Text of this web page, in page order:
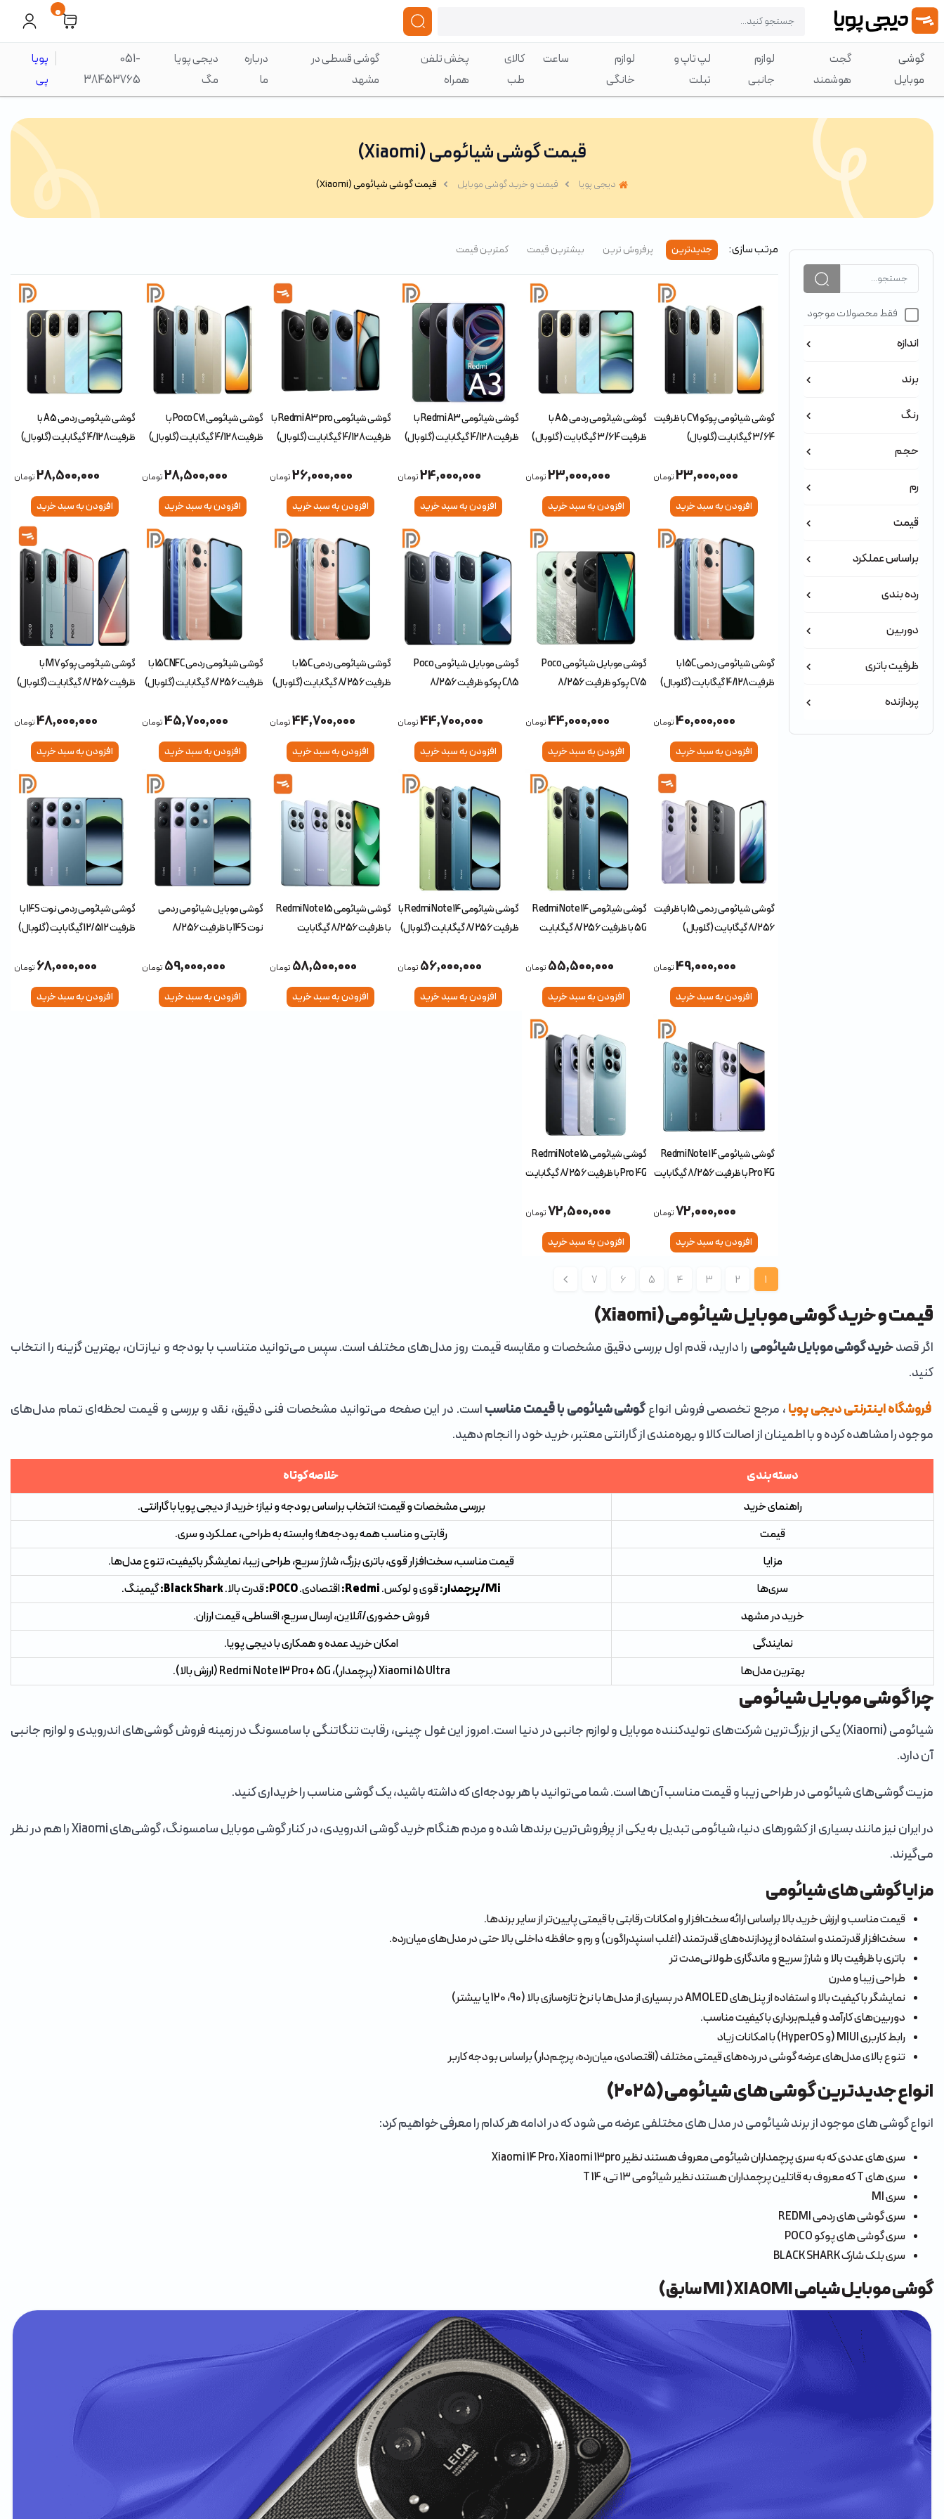
0
گوشی
موبایل
گجت
هوشمند
لوازم
جانبی
لپ تاپ و
تبلت
لوازم
خانگی
ساعت
کالای
طب
پخش تلفن
همراه
گوشی قسطی در
مشهد
درباره
ما
دیجی پویا
مگ
051-
38453765
پویا
پی
قیمت گوشی شیائومی (Xiaomi)
دیجی پویا قیمت و خرید گوشی موبایل قیمت گوشی شیائومی (Xiaomi)
فقط محصولات موجود
اندازه
برند
رنگ
حجم
رم
قیمت
براساس عملکرد
رده بندی
دوربین
ظرفیت باتری
پردازنده
مرتب سازی: جدیدترین پرفروش ترین بیشترین قیمت کمترین قیمت
گوشی شیائومی پوکو C71 با ظرفیت
3/64 گیگابایت (گلوبال)
23,000,000تومان
افزودن به سبد خرید
گوشی شیائومی ردمی A5 با
ظرفیت 3/64 گیگابایت (گلوبال)
23,000,000تومان
افزودن به سبد خرید
گوشی شیائومی Redmi A3 با
ظرفیت 4/128 گیگابایت (گلوبال)
24,000,000تومان
افزودن به سبد خرید
گوشی شیائومی Redmi A3 pro با
ظرفیت 4/128 گیگابایت (گلوبال)
26,000,000تومان
افزودن به سبد خرید
گوشی شیائومی Poco C71 با
ظرفیت 4/128 گیگابایت (گلوبال)
28,500,000تومان
افزودن به سبد خرید
گوشی شیائومی ردمی A5 با
ظرفیت 4/128 گیگابایت (گلوبال)
28,500,000تومان
افزودن به سبد خرید
گوشی شیائومی ردمی 15C با
ظرفیت 4/128 گیگابایت (گلوبال)
40,000,000تومان
افزودن به سبد خرید
گوشی موبایل شیائومی Poco
C75 پوکو ظرفیت 8/256
44,000,000تومان
افزودن به سبد خرید
گوشی موبایل شیائومی Poco
C85 پوکو ظرفیت 8/256
44,700,000تومان
افزودن به سبد خرید
گوشی شیائومی ردمی 15C با
ظرفیت 8/256 گیگابایت (گلوبال)
44,700,000تومان
افزودن به سبد خرید
گوشی شیائومی ردمی 15C NFC با
ظرفیت 8/256 گیگابایت (گلوبال)
45,700,000تومان
افزودن به سبد خرید
گوشی شیائومی پوکو M7 با
ظرفیت 8/256 گیگابایت (گلوبال)
48,000,000تومان
افزودن به سبد خرید
گوشی شیائومی ردمی 15 با ظرفیت
8/256 گیگابایت (گلوبال)
49,000,000تومان
افزودن به سبد خرید
گوشی شیائومی Redmi Note 14
5G با ظرفیت 8/256 گیگابایت
55,500,000 تومان
افزودن به سبد خرید
گوشی شیائومی Redmi Note 14 با
ظرفیت 8/256 گیگابایت (گلوبال)
56,000,000 تومان
افزودن به سبد خرید
گوشی شیائومی Redmi Note 15
با ظرفیت 8/256 گیگابایت
58,500,000 تومان
افزودن به سبد خرید
گوشی موبایل شیائومی ردمی
نوت 14S با ظرفیت 8/256
59,000,000 تومان
افزودن به سبد خرید
گوشی شیائومی ردمی نوت 14S با
ظرفیت 12/512 گیگابایت (گلوبال)
68,000,000 تومان
افزودن به سبد خرید
گوشی شیائومی Redmi Note 14
Pro 4G با ظرفیت 8/256 گیگابایت
72,000,000تومان
افزودن به سبد خرید
گوشی شیائومی Redmi Note 15
Pro 4G با ظرفیت 8/256 گیگابایت
72,500,000تومان
افزودن به سبد خرید
1
2
3
4
5
6
7
قیمت و خرید گوشی موبایل شیائومی (Xiaomi)
اگر قصدخرید گوشی موبایل شیائومی را دارید، قدم اول بررسی دقیق مشخصات و مقایسه قیمت روز مدل‌های مختلف است. سپس می‌توانید متناسب با بودجه و نیازتان، بهترین گزینه را انتخاب
کنید.
فروشگاه اینترنتی دیجی پویا، مرجع تخصصی فروش انواعگوشی شیائومی با قیمت مناسباست. در این صفحه می‌توانید مشخصات فنی دقیق، نقد و بررسی و قیمت لحظه‌ای تمام مدل‌های
موجود را مشاهده کرده و با اطمینان از اصالت کالا و بهره‌مندی از گارانتی معتبر، خرید خود را انجام دهید.
دسته‌بندی
خلاصه کوتاه
راهنمای خرید
بررسی مشخصات و قیمت؛ انتخاب براساس بودجه و نیاز؛ خرید از دیجی پویا با گارانتی.
قیمت
رقابتی و مناسب همه بودجه‌ها؛ وابسته به طراحی، عملکرد و سری.
مزایا
قیمت مناسب، سخت‌افزار قوی، باتری بزرگ، شارژ سریع، طراحی زیبا، نمایشگر باکیفیت، تنوع مدل‌ها.
سری‌ها
Mi/پرچمدار: قوی و لوکس.Redmi: اقتصادی.POCO: قدرت بالا.Black Shark: گیمینگ.
خرید در مشهد
فروش حضوری/آنلاین، ارسال سریع، اقساطی، قیمت ارزان.
نمایندگی
امکان خرید عمده و همکاری با دیجی پویا.
بهترین مدل‌ها
Xiaomi 15 Ultra (پرچمدار)، Redmi Note 13 Pro+ 5G (ارزش بالا).
چرا گوشی موبایل شیائومی
شیائومی (Xiaomi) یکی از بزرگ‌ترین شرکت‌های تولیدکننده موبایل و لوازم جانبی در دنیا است. امروز این غول چینی، رقابت تنگاتنگی با سامسونگ در زمینه فروش گوشی‌های اندرویدی و لوازم جانبی
آن دارد.
مزیت گوشی‌های شیائومی در طراحی زیبا و قیمت مناسب آن‌ها است. شما می‌توانید با هر بودجه‌ای که داشته باشید، یک گوشی مناسب را خریداری کنید.
در ایران نیز مانند بسیاری از کشورهای دنیا، شیائومی تبدیل به یکی از پرفروش‌ترین برندها شده و مردم هنگام خرید گوشی اندرویدی، در کنار گوشی موبایل سامسونگ، گوشی‌های Xiaomi را هم در نظر
می‌گیرند.
مزایا گوشی های شیائومی
قیمت مناسب و ارزش خرید بالا براساس ارائه سخت‌افزار و امکانات رقابتی با قیمتی پایین‌تر از سایر برندها.
سخت‌افزار قدرتمند و استفاده از پردازنده‌های قدرتمند (اغلب اسنپدراگون) و رم و حافظه داخلی بالا حتی در مدل‌های میان‌رده.
باتری با ظرفیت بالا و شارژ سریع و ماندگاری طولانی‌مدت تر
طراحی زیبا و مدرن
نمایشگر با کیفیت بالا و استفاده از پنل‌های AMOLED در بسیاری از مدل‌ها با نرخ تازه‌سازی بالا (90، 120 یا بیشتر)
دوربین‌های کارآمد و فیلم‌برداری با کیفیت مناسب.
رابط کاربری MIUI (و HyperOS) با امکانات زیاد
تنوع بالای مدل‌های عرضه گوشی در رده‌های قیمتی مختلف (اقتصادی، میان‌رده، پرچم‌دار) براساس بودجه کاربر
انواع جدیدترین گوشی‌ های شیائومی (۲۰۲۵)
انواع گوشی های موجود از برند شیائومی در مدل های مختلفی عرضه می شود که در ادامه هر کدام را معرفی خواهیم کرد:
سری های عددی که به سری پرچمداران شیائومی معروف هستند نظیر Xiaomi 14 Pro، Xiaomi 13pro
سری های T که معروف به قاتلین پرچمداران هستند نظیر شیائومی ۱۳ تی، 14 T
سری MI
سری گوشی های ردمی REDMI
سری گوشی های پوکو POCO
سری بلک شارک BLACK SHARK
گوشی موبایل شیامی XIAOMI ( MI سابق)